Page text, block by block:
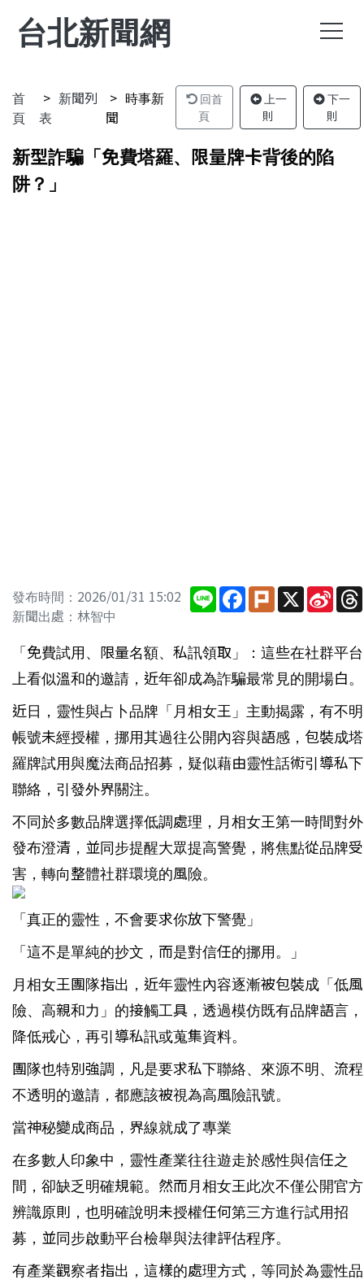
台北新聞網
首
頁
新聞列
表
時事新
聞
回首
頁
上一
則
下一
則
新型詐騙「免費塔羅、限量牌卡背後的陷
阱？」
發布時間：2026/01/31 15:02
新聞出處：林智中
Line Facebook
PlurkX Sina
「免費試用、限量名額、私訊領取」：這些在社群平台
上看似溫和的邀請，近年卻成為詐騙最常見的開場白。
近日，靈性與占卜品牌「月相女王」主動揭露，有不明
帳號未經授權，挪用其過往公開內容與語感，包裝成塔
羅牌試用與魔法商品招募，疑似藉由靈性話術引導私下
聯絡，引發外界關注。
不同於多數品牌選擇低調處理，月相女王第一時間對外
發布澄清，並同步提醒大眾提高警覺，將焦點從品牌受
害，轉向整體社群環境的風險。
「真正的靈性，不會要求你放下警覺」
「這不是單純的抄文，而是對信任的挪用。」
月相女王團隊指出，近年靈性內容逐漸被包裝成「低風
險、高親和力」的接觸工具，透過模仿既有品牌語言，
降低戒心，再引導私訊或蒐集資料。
團隊也特別強調，凡是要求私下聯絡、來源不明、流程
不透明的邀請，都應該被視為高風險訊號。
當神秘變成商品，界線就成了專業
在多數人印象中，靈性產業往往遊走於感性與信任之
間，卻缺乏明確規範。然而月相女王此次不僅公開官方
辨識原則，也明確說明未授權任何第三方進行試用招
募，並同步啟動平台檢舉與法律評估程序。
有產業觀察者指出，這樣的處理方式，等同於為靈性品